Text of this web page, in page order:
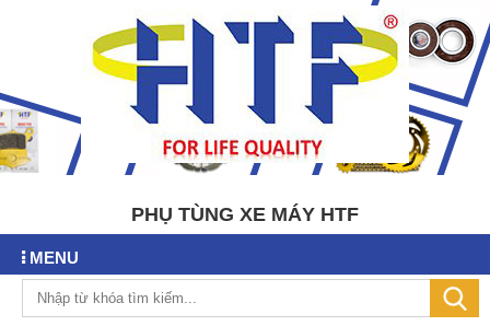
PHỤ TÙNG XE MÁY HTF
MENU